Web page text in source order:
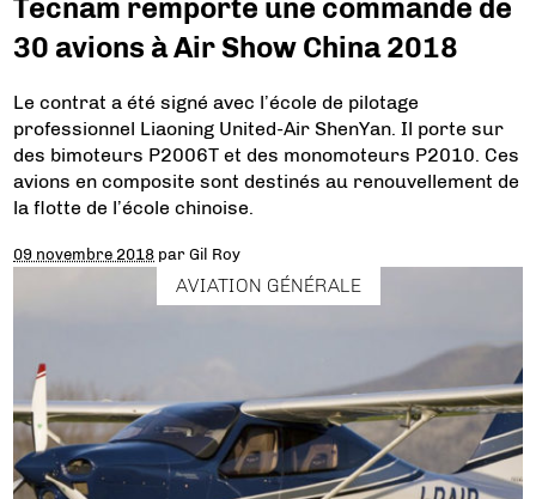
Tecnam remporte une commande de
30 avions à Air Show China 2018
Le contrat a été signé avec l’école de pilotage
professionnel Liaoning United-Air ShenYan. Il porte sur
des bimoteurs P2006T et des monomoteurs P2010. Ces
avions en composite sont destinés au renouvellement de
la flotte de l’école chinoise.
09 novembre 2018 parGil Roy
AVIATION GÉNÉRALE